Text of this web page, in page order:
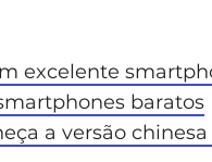
excelente
baratos
a versão